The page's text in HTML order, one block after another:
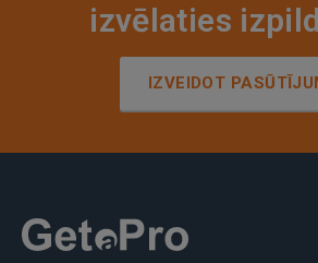
izvēlaties
IZVEIDOT